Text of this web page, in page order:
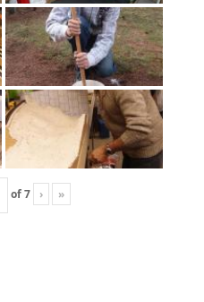
of7 › »